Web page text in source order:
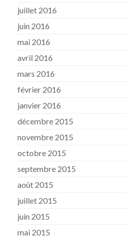
juillet 2016
juin 2016
mai 2016
avril 2016
mars 2016
février 2016
janvier 2016
décembre 2015
novembre 2015
octobre 2015
septembre 2015
août 2015
juillet 2015
juin 2015
mai 2015